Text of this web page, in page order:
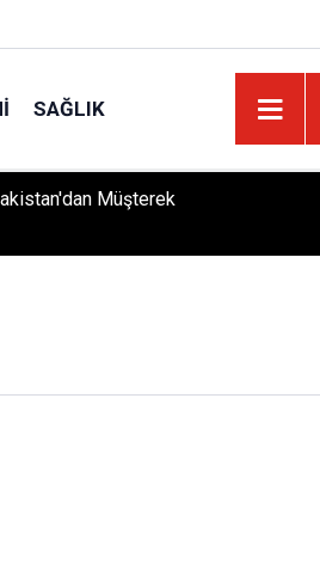
SAĞLIK
Müşterek